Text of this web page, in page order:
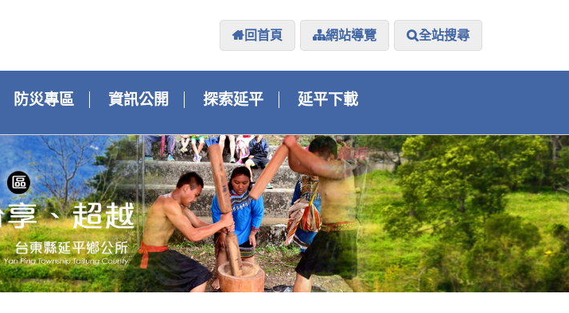
回首頁 網站導覽 全站搜尋
防災專區 資訊公開 探索延平 延平下載